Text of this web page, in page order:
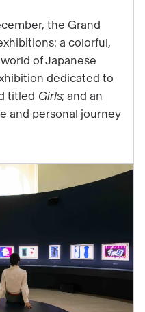
the Grand
a colorful,
of Japanese
dedicated to
titled Girls; and an
and personal journey